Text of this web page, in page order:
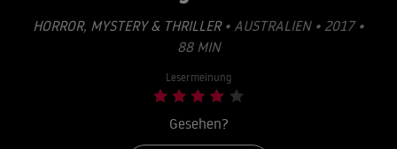
HORROR, MYSTERY & THRILLER• AUSTRALIEN • 2017 •
88 MIN
Lesermeinung
Gesehen?